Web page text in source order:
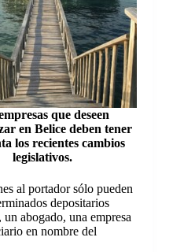
que deseen
en Belice deben tener
los recientes cambios
legislativos.
al portador sólo pueden
depositarios
abogado, una empresa
en nombre del